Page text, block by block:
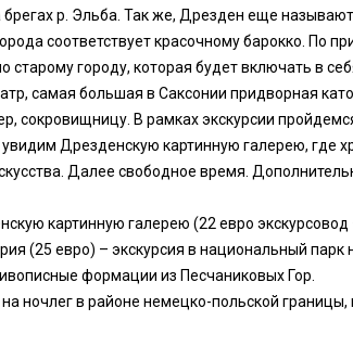
р. Эльба. Так же, Дрезден еще
соответствует красочному барокко. По
старому городу, которая будет включать в
самая большая в Саксонии придворная
сокровищницу. В рамках экскурсии
Дрезденскую картинную галерею, где
Далее свободное время.
картинную галерею (22 евро экскурсовод
(25 евро) – экскурсия в национальный парк
формации из Песчаниковых Гор.
ночлег в районе немецко-польской границы,